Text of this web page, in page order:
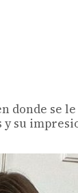
se
y su